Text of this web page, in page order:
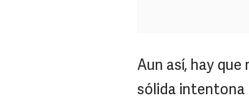
Aun así, hay
sólida intentona